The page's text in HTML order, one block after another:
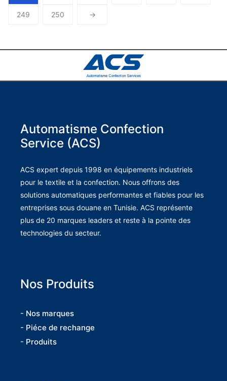
249 250 →
Automatisme Confection
Service (ACS)
ACS expert depuis 1998 en équipements industriels
pour le textile et la confection. Nous offrons des
solutions automatiques performantes et fiables pour les
entreprises sous douane en Tunisie. ACS représente
plus de 20 marques leaders et reste à la pointe des
technologies du secteur.
Nos Produits
- Nos marques
- Piéce de rechange
- Produits